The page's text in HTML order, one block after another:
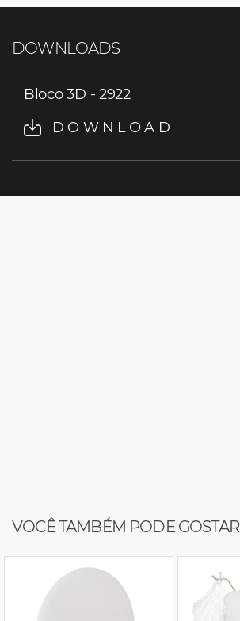
DOWNLOADS
Bloco 3D - 2922
DOWNLOAD
VOCÊ TAMBÉM PODE GOSTAR